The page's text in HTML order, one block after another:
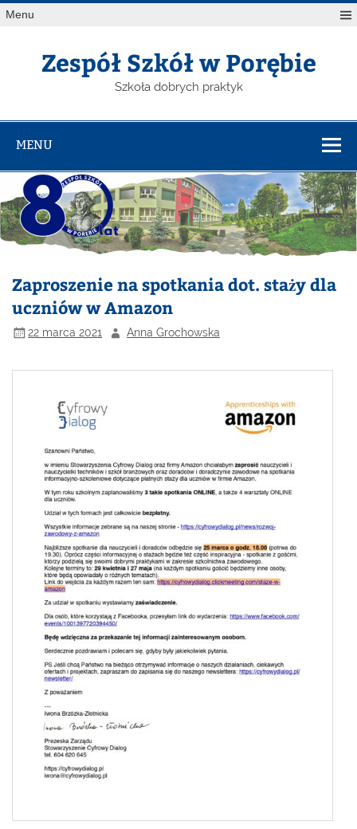
Menu
Zespół Szkół w Porębie
Szkoła dobrych praktyk
MENU
Zaproszenie na spotkania dot. staży dla
uczniów w Amazon
22 marca 2021 Anna Grochowska